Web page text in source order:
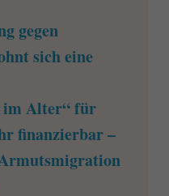
gegen
sich eine
im Alter“ für
finanzierbar –